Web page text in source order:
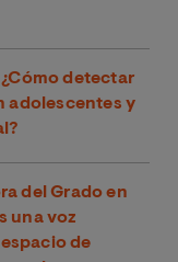
detectar
adolescentes y
del Grado en
una voz
de